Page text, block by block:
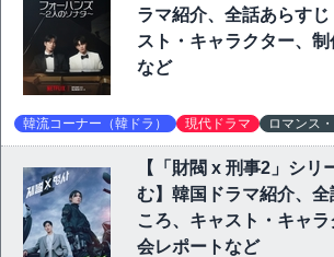
ラマ紹介、全話あらす
スト・キャラクター、
など
韓流コーナー（韓ドラ） 現代ドラマ ロマンス
【「財閥 x 刑事2」シリ
む】韓国ドラマ紹介、
ころ、キャスト・キャ
会レポートなど